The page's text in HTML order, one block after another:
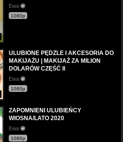
Ewa
1080p
ULUBIONE PĘDZLE I AKCESORIA DO
MAKIJAŻU | MAKIJAŻ ZA MILION
DOLARÓW CZĘŚĆ II
Ewa
1080p
ZAPOMNIENI ULUBIEŃCY
WIOSNA/LATO 2020
Ewa
1080p